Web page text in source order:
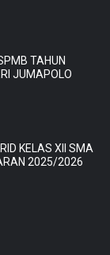
TAHUN
JUMAPOLO
KELAS XII SMA
2025/2026